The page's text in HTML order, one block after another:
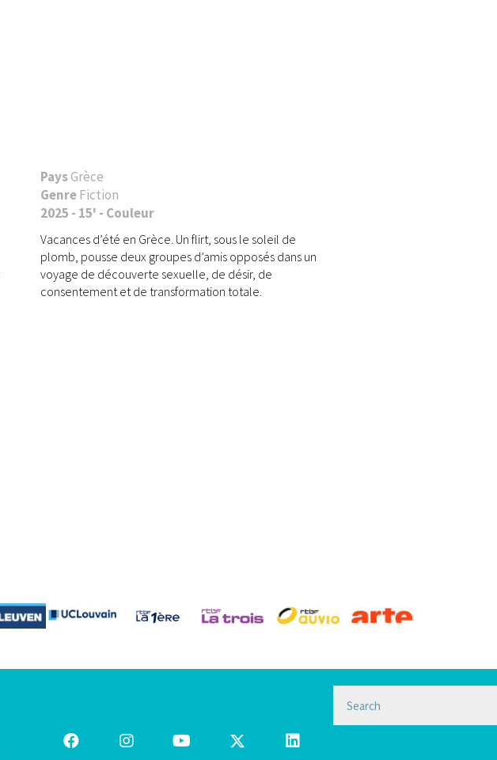
PaysGrèce
GenreFiction
2025 - 15' - Couleur
Vacances d’été en Grèce. Un flirt, sous le soleil de
plomb, pousse deux groupes d’amis opposés dans un
voyage de découverte sexuelle, de désir, de
consentement et de transformation totale.